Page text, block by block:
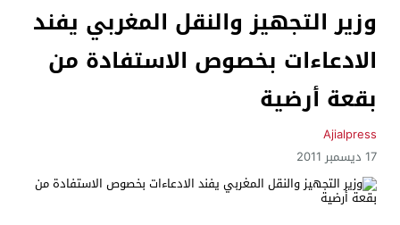
وزير التجهيز والنقل المغربي يفند
الادعاءات بخصوص الاستفادة من
بقعة أرضية
Ajialpress
17 ديسمبر 2011